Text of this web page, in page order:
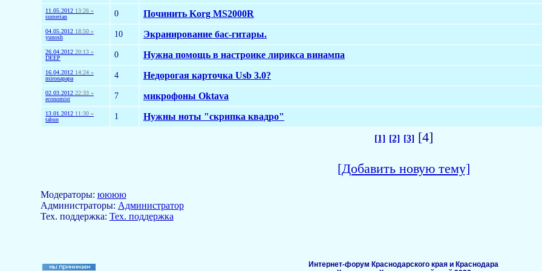
11.05.2012 13:26 »
sumerian
0 Починить Korg MS2000R
04.05.2012 18:50 »
yunosh
10 Экранирование бас-гитары.
26.04.2012 20:13 »
DEEP
0 Нужна помощь в настроике лирикса винампа
16.04.2012 14:24 »
mironapapa
4 Недорогая карточка Usb 3.0?
02.03.2012 22:33 »
economist
7 микрофоны Oktava
13.01.2012 11:30 »
tabun
1 Нужны ноты "скрипка квадро"
[1] [2] [3][4]
[Добавить новую тему]
Модераторы: юююю
Aдминистраторы: Администратор
Тех. поддержка: Тех. поддержка
Интернет-форум Краснодарского края и Краснодара